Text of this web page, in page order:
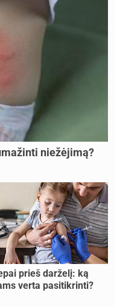
niežėjimą?
prieš darželį: ką
verta pasitikrinti?